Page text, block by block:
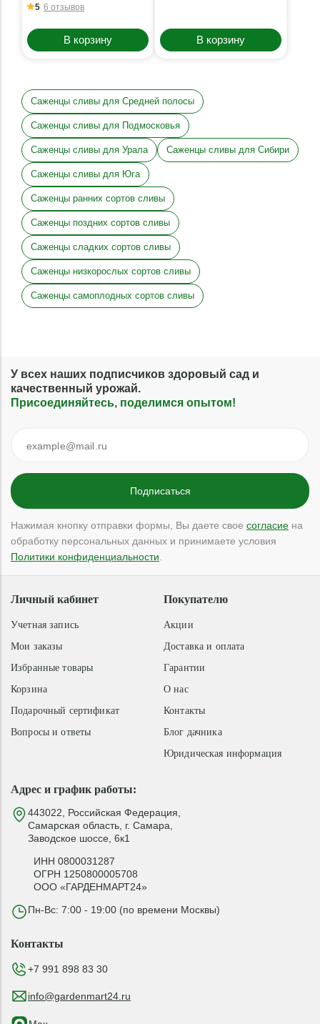
5 6 отзывов
В корзину В корзину
Саженцы сливы для Средней полосы
Саженцы сливы для Подмосковья
Саженцы сливы для Урала Саженцы сливы для Сибири
Саженцы сливы для Юга
Саженцы ранних сортов сливы
Саженцы поздних сортов сливы
Саженцы сладких сортов сливы
Саженцы низкорослых сортов сливы
Саженцы самоплодных сортов сливы
У всех наших подписчиков здоровый сад и
качественный урожай.
Присоединяйтесь, поделимся опытом!
Нажимая кнопку отправки формы, Вы даете свое согласие на
обработку персональных данных и принимаете условия
Политики конфиденциальности
Адрес и график работы:
443022, Российская Федерация,
Самарская область, г. Самара,
Заводское шоссе, 6к1
ИНН 0800031287
ОГРН 1250800005708
ООО «ГАРДЕНМАРТ24»
Пн-Вс: 7:00 - 19:00 (по времени Москвы)
Покупателю
Акции
Доставка и оплата
Гарантии
О нас
Контакты
Блог дачника
Юридическая информация
Личный кабинет
Учетная запись
Мои заказы
Избранные товары
Корзина
Подарочный сертификат
Вопросы и ответы
Контакты
+7 991 898 83 30
info@gardenmart24.ru